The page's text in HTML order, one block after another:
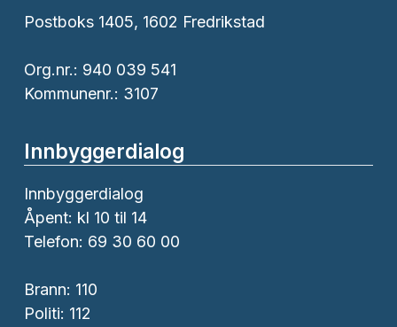
Postboks 1405, 1602 Fredrikstad
Org.nr.: 940 039 541
Kommunenr.: 3107
Innbyggerdialog
Innbyggerdialog
Åpent: kl 10 til 14
Telefon: 69 30 60 00
Brann: 110
Politi: 112